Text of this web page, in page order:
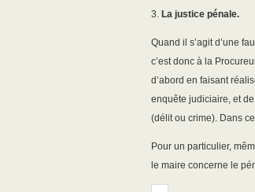
3. La justice pénale.
Quand il s’agit d’une
c’est donc à la
d’abord en faisant
enquête judiciaire, et
(délit ou crime). Dans
Pour un particulier,
le maire concerne le